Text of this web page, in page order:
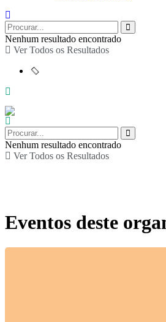
Nenhum resultado encontrado
Ver Todos os Resultados
Nenhum resultado encontrado
Ver Todos os Resultados
Eventos deste